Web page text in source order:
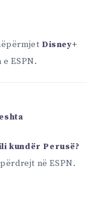
Disney+
ESPN.
kundër Perusë?
në ESPN.